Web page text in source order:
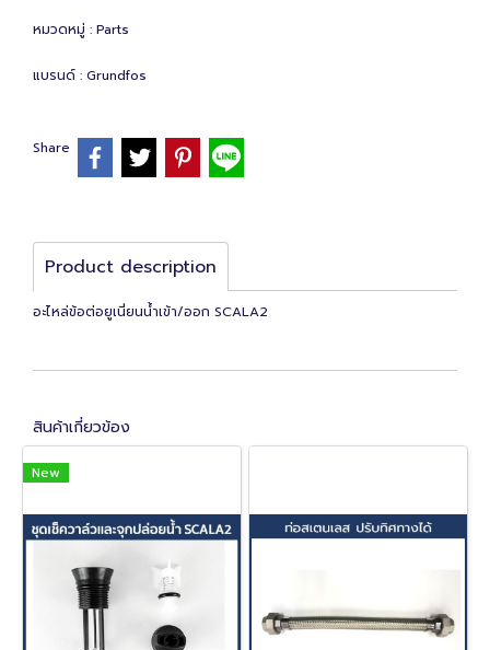
หมวดหมู่ : Parts
แบรนด์ : Grundfos
Share
Product description
อะไหล่ข้อต่อยูเนี่ยนน้ำเข้า/ออก SCALA2
สินค้าเกี่ยวข้อง
New